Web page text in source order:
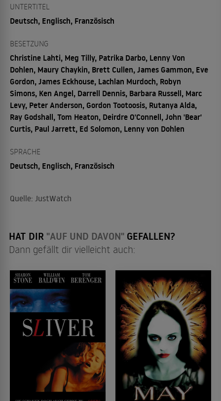
UNTERTITEL
Deutsch, Englisch, Französisch
BESETZUNG
Christine Lahti, Meg Tilly, Patrika Darbo, Lenny Von
Dohlen, Maury Chaykin, Brett Cullen, James Gammon, Eve
Gordon, James Eckhouse, Lachlan Murdoch, Robyn
Simons, Ken Angel, Darrell Dennis, Barbara Russell, Marc
Levy, Peter Anderson, Gordon Tootoosis, Rutanya Alda,
Ray Godshall, Tom Heaton, Deirdre O'Connell, John 'Bear'
Curtis, Paul Jarrett, Ed Solomon, Lenny von Dohlen
SPRACHE
Deutsch, Englisch, Französisch
Quelle: JustWatch
HAT DIR "AUF UND DAVON" GEFALLEN?
Dann gefällt dir vielleicht auch: